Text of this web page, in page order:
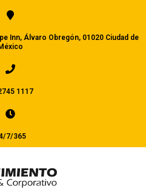
Inn, Álvaro Obregón, 01020 Ciudad de
1117
7/365